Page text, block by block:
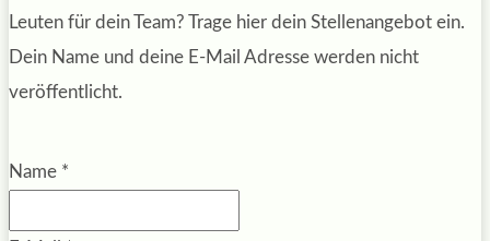
Leuten für dein Team? Trage hier dein Stellenangebot ein.
Dein Name und deine E-Mail Adresse werden nicht
veröffentlicht.
Name *